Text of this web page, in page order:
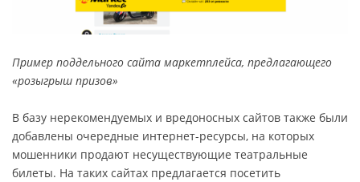
Пример поддельного сайта маркетплейса, предлагающего
«розыгрыш призов»
В базу нерекомендуемых и вредоносных сайтов также были
добавлены очередные интернет-ресурсы, на которых
мошенники продают несуществующие театральные
билеты. На таких сайтах предлагается посетить